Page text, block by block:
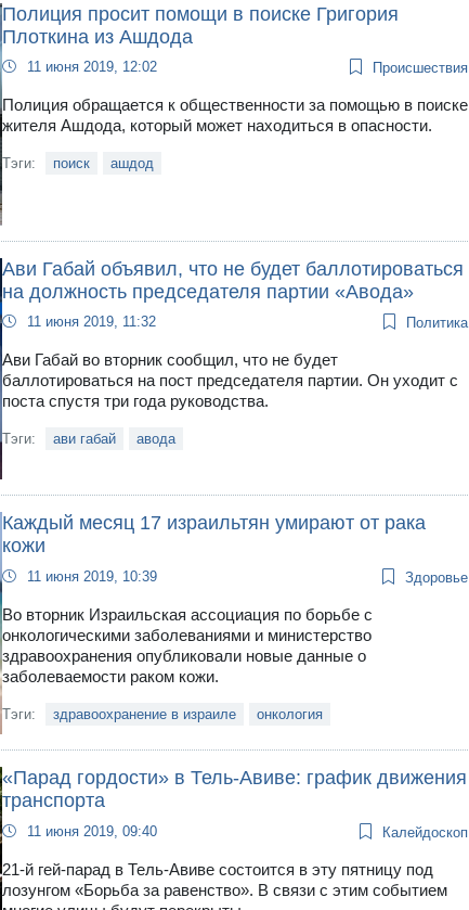
Полиция просит помощи в поиске Григория
Плоткина из Ашдода
11 июня 2019, 12:02 Происшествия
Полиция обращается к общественности за помощью в поиске
жителя Ашдода, который может находиться в опасности.
Тэги: поиск ашдод
Ави Габай объявил, что не будет баллотироваться
на должность председателя партии «Авода»
11 июня 2019, 11:32 Политика
Ави Габай во вторник сообщил, что не будет
баллотироваться на пост председателя партии. Он уходит с
поста спустя три года руководства.
Тэги: ави габай авода
Каждый месяц 17 израильтян умирают от рака
кожи
11 июня 2019, 10:39 Здоровье
Во вторник Израильская ассоциация по борьбе с
онкологическими заболеваниями и министерство
здравоохранения опубликовали новые данные о
заболеваемости раком кожи.
Тэги: здравоохранение в израиле онкология
«Парад гордости» в Тель-Авиве: график движения
транспорта
11 июня 2019, 09:40 Калейдоскоп
21-й гей-парад в Тель-Авиве состоится в эту пятницу под
лозунгом «Борьба за равенство». В связи с этим событием